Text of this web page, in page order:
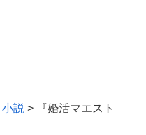
小説 >
『婚活マエスト